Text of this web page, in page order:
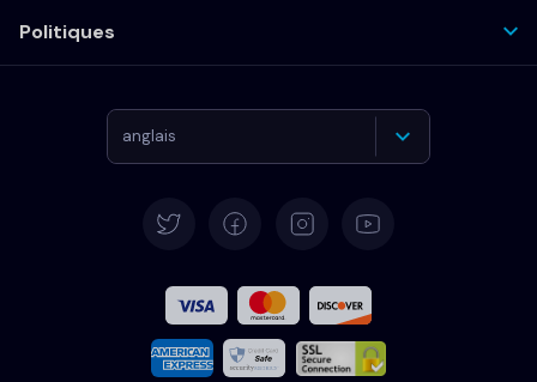
Politiques
anglais
Français